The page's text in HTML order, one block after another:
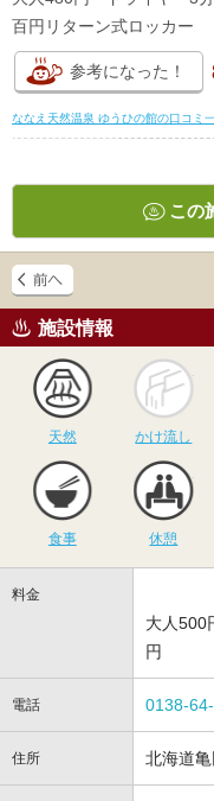
百円リターン式ロッカー
参考になった！
ななえ天然温泉 ゆうひの館の口コミ
この
施設情報
天然 かけ流し
食事 休憩
料金
大人500
円
電話 0138-
住所 北海道